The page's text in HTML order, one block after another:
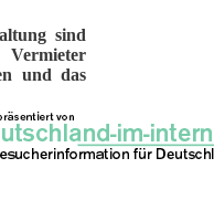
sind
und das